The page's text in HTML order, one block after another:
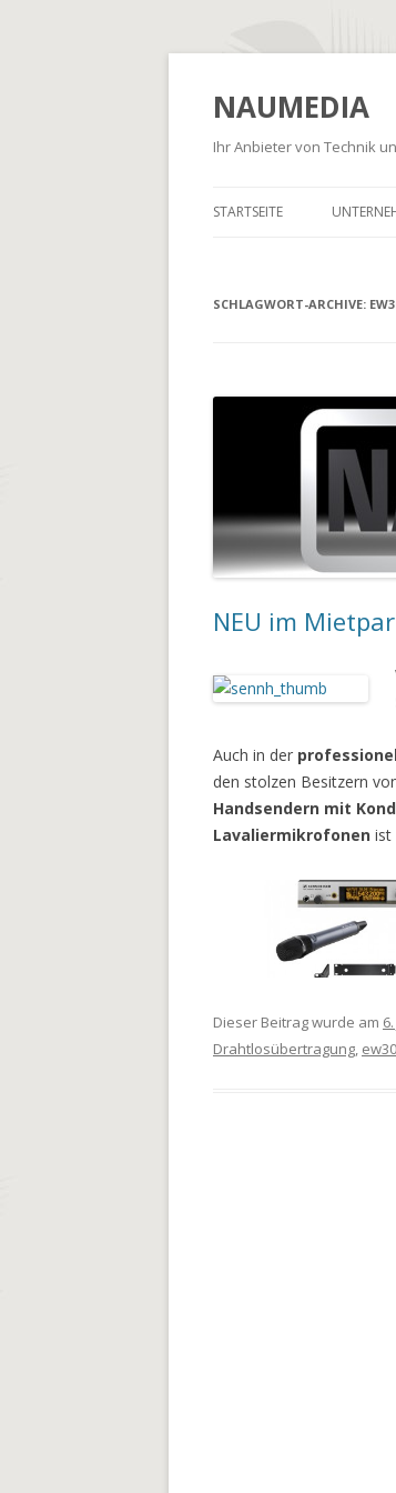
NAUMEDIA
Ihr Anbieter von Technik
STARTSEITE
SCHLAGWORT-ARCHIVE:
NEU im
Auch in der
den stolzen Besitzern
Handsendern mit
Lavaliermikrofonen ist
Dieser Beitrag wurde am
Drahtlosübertragung,